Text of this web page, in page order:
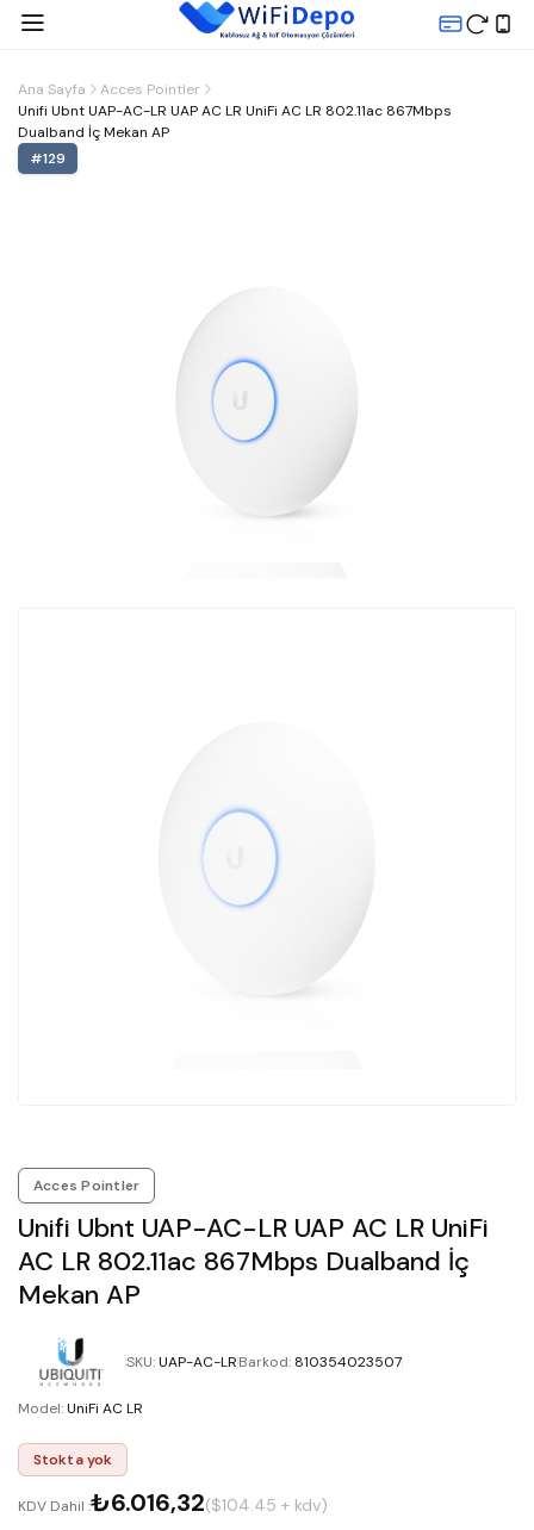
Ana Sayfa
Acces Pointler
Unifi Ubnt UAP-AC-LR UAP AC LR UniFi AC LR 802.11ac 867Mbps
Dualband İç Mekan AP
#129
Acces Pointler
Unifi Ubnt UAP-AC-LR UAP AC LR UniFi
AC LR 802.11ac 867Mbps Dualband İç
Mekan AP
SKU:UAP-AC-LRBarkod: 810354023507
Model:UniFi AC LR
Stokta yok
KDV Dahil :₺6.016,32($104.45 + kdv)